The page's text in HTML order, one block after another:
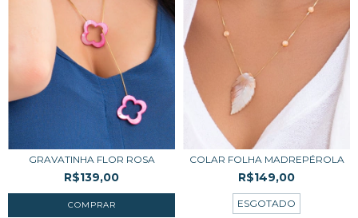
GRAVATINHA FLOR ROSA
R$139,00
COLAR FOLHA MADREPÉROLA
R$149,00
ESGOTADO